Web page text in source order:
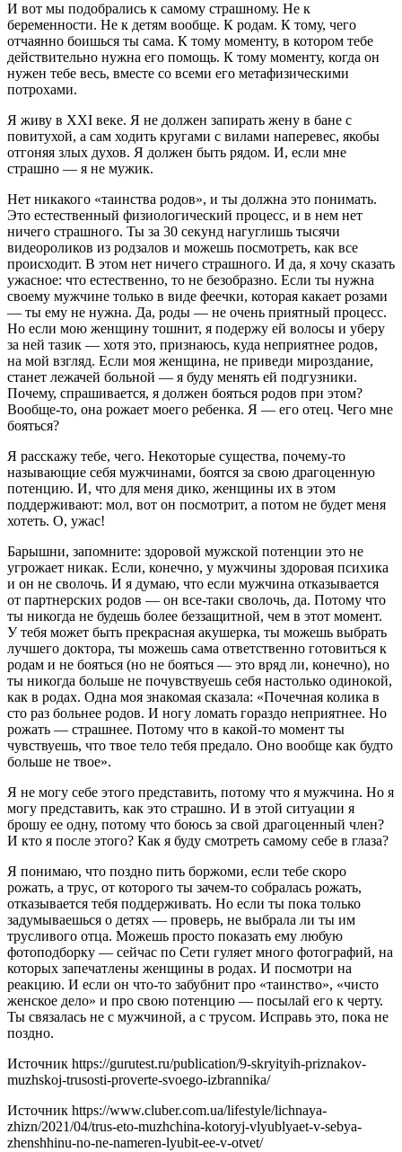
И вот мы подобрались к самому страшному. Не к
беременности. Не к детям вообще. К родам. К тому, чего
отчаянно боишься ты сама. К тому моменту, в котором тебе
действительно нужна его помощь. К тому моменту, когда он
нужен тебе весь, вместе со всеми его метафизическими
потрохами.
Я живу в XXI веке. Я не должен запирать жену в бане с
повитухой, а сам ходить кругами с вилами наперевес, якобы
отгоняя злых духов. Я должен быть рядом. И, если мне
страшно — я не мужик.
Нет никакого «таинства родов», и ты должна это понимать.
Это естественный физиологический процесс, и в нем нет
ничего страшного. Ты за 30 секунд нагуглишь тысячи
видеороликов из родзалов и можешь посмотреть, как все
происходит. В этом нет ничего страшного. И да, я хочу сказать
ужасное: что естественно, то не безобразно. Если ты нужна
своему мужчине только в виде феечки, которая какает розами
— ты ему не нужна. Да, роды — не очень приятный процесс.
Но если мою женщину тошнит, я подержу ей волосы и уберу
за ней тазик — хотя это, признаюсь, куда неприятнее родов,
на мой взгляд. Если моя женщина, не приведи мироздание,
станет лежачей больной — я буду менять ей подгузники.
Почему, спрашивается, я должен бояться родов при этом?
Вообще-то, она рожает моего ребенка. Я — его отец. Чего мне
бояться?
Я расскажу тебе, чего. Некоторые существа, почему-то
называющие себя мужчинами, боятся за свою драгоценную
потенцию. И, что для меня дико, женщины их в этом
поддерживают: мол, вот он посмотрит, а потом не будет меня
хотеть. О, ужас!
Барышни, запомните: здоровой мужской потенции это не
угрожает никак. Если, конечно, у мужчины здоровая психика
и он не сволочь. И я думаю, что если мужчина отказывается
от партнерских родов — он все-таки сволочь, да. Потому что
ты никогда не будешь более беззащитной, чем в этот момент.
У тебя может быть прекрасная акушерка, ты можешь выбрать
лучшего доктора, ты можешь сама ответственно готовиться к
родам и не бояться (но не бояться — это вряд ли, конечно), но
ты никогда больше не почувствуешь себя настолько одинокой,
как в родах. Одна моя знакомая сказала: «Почечная колика в
сто раз больнее родов. И ногу ломать гораздо неприятнее. Но
рожать — страшнее. Потому что в какой-то момент ты
чувствуешь, что твое тело тебя предало. Оно вообще как будто
больше не твое».
Я не могу себе этого представить, потому что я мужчина. Но я
могу представить, как это страшно. И в этой ситуации я
брошу ее одну, потому что боюсь за свой драгоценный член?
И кто я после этого? Как я буду смотреть самому себе в глаза?
Я понимаю, что поздно пить боржоми, если тебе скоро
рожать, а трус, от которого ты зачем-то собралась рожать,
отказывается тебя поддерживать. Но если ты пока только
задумываешься о детях — проверь, не выбрала ли ты им
трусливого отца. Можешь просто показать ему любую
фотоподборку — сейчас по Сети гуляет много фотографий, на
которых запечатлены женщины в родах. И посмотри на
реакцию. И если он что-то забубнит про «таинство», «чисто
женское дело» и про свою потенцию — посылай его к черту.
Ты связалась не с мужчиной, а с трусом. Исправь это, пока не
поздно.
Источник https://gurutest.ru/publication/9-skryityih-priznakov-
muzhskoj-trusosti-proverte-svoego-izbrannika/
Источник https://www.cluber.com.ua/lifestyle/lichnaya-
zhizn/2021/04/trus-eto-muzhchina-kotoryj-vlyublyaet-v-sebya-
zhenshhinu-no-ne-nameren-lyubit-ee-v-otvet/